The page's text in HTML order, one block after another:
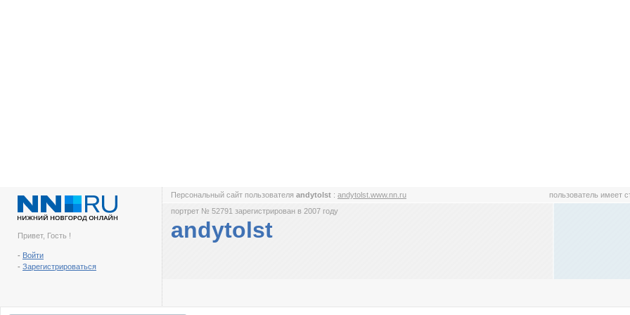
Привет, Гость !
- Войти
- Зарегистрироваться
Персональный сайт пользователя andytolst : andytolst.www.nn.ru пользователь имеет
портрет № 52791 зарегистрирован в 2007 году
andytolst